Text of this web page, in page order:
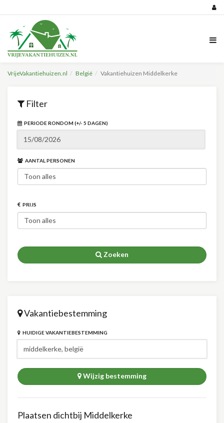
VrijeVakantiehuizen.nl België Vakantiehuizen Middelkerke
Filter
PERIODE RONDOM (+/- 5 DAGEN)
AANTAL PERSONEN
PRIJS
Zoeken
Vakantiebestemming
HUIDIGE VAKANTIEBESTEMMING
Wijzig bestemming
Plaatsen dichtbij Middelkerke